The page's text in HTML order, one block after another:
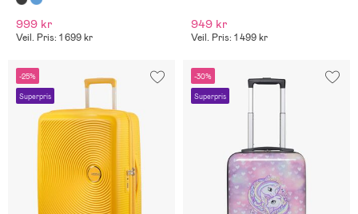
999 kr
Veil. Pris: 1 699 kr
949 kr
Veil. Pris: 1 499 kr
-25%
Superpris
-30%
Superpris